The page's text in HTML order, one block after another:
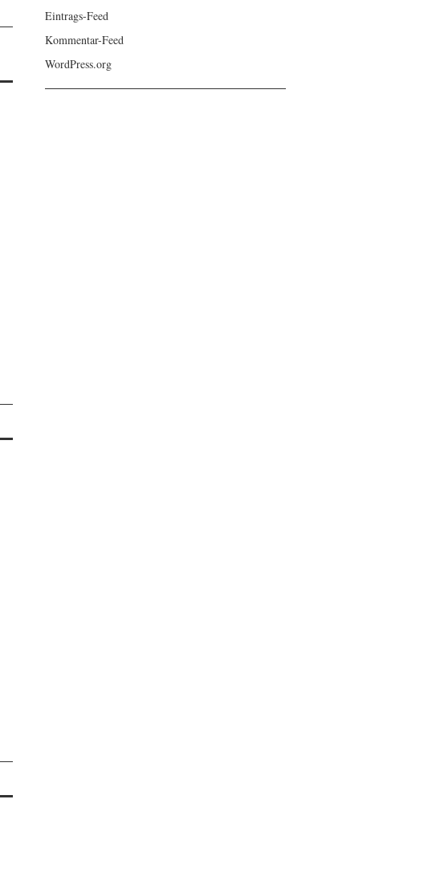
Eintrags-Feed
Kommentar-Feed
WordPress.org